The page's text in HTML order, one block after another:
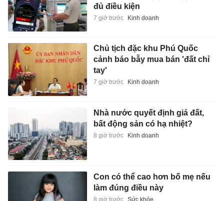
đủ điều kiện
7 giờ trước Kinh doanh
Chủ tịch đặc khu Phú Quốc
cảnh báo bẫy mua bán 'đất chỉ
tay'
7 giờ trước Kinh doanh
Nhà nước quyết định giá đất,
bất động sản có hạ nhiệt?
8 giờ trước Kinh doanh
Con có thể cao hơn bố mẹ nếu
làm đúng điều này